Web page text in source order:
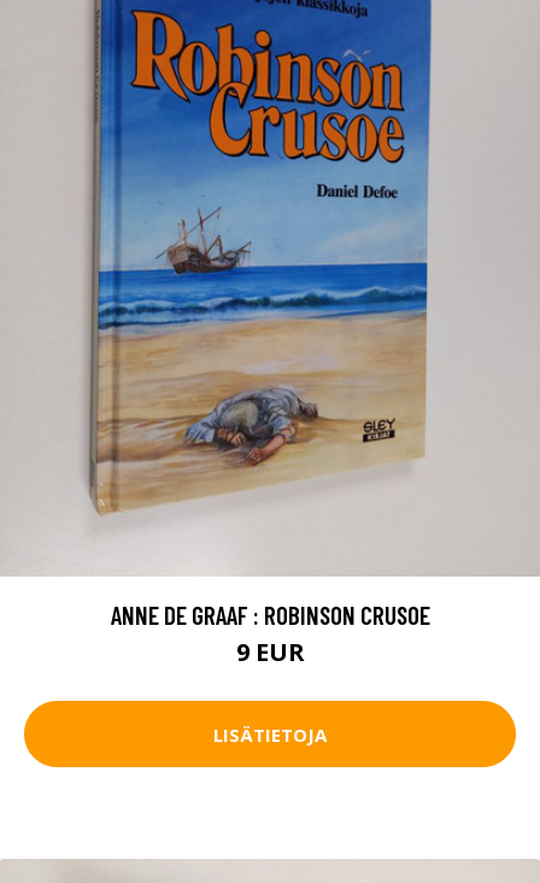
ANNE DE GRAAF : ROBINSON CRUSOE
9 EUR
LISÄTIETOJA